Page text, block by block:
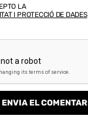
LA
I PROTECCIÓ DE DADES